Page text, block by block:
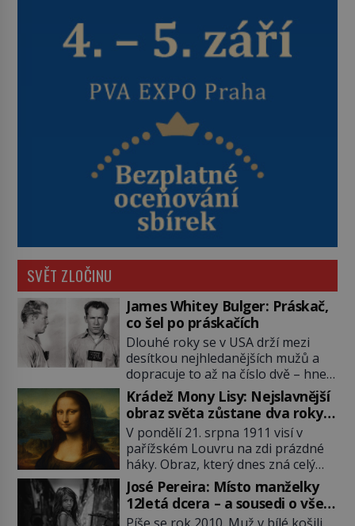
SVĚT ZLOČINU
James Whitey Bulger: Práskač,
co šel po práskačích
Dlouhé roky se v USA drží mezi
desítkou nejhledanějších mužů a
dopracuje to až na číslo dvě – hned
po Usámovi bin Ládinovi (1957–
2011). To je James „Whitey“ Bulger
(1929–2018) viněný ze spoluúčasti
na 19 vraždách, vydírání a lichvy. A
samozřejmě, krom toho je ještě
drogový dealer, který neváhá
odstranit z cesty všechny práskače,
zatímco […]
Krádež Mony Lisy: Nejslavnější
obraz světa zůstane dva roky
nezvěstný
V pondělí 21. srpna 1911 visí v
pařížském Louvru na zdi prázdné
háky. Obraz, který dnes zná celý
svět, je pryč. Zpočátku si nikdo
nemyslí, že jde o krádež.
Zaměstnanci jsou přesvědčeni, že
José Pereira: Místo manželky
12letá dcera – a sousedi o všem
vědí!
Píše se rok 2010. Muž v bílé košili